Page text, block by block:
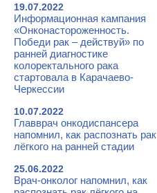
19.07.2022
Информационная кампания
«Онконастороженность.
Победи рак – действуй» по
ранней диагностике
колоректального рака
стартовала в Карачаево-
Черкессии
10.07.2022
Главврач онкодиспансера
напомнил, как распознать рак
лёгкого на ранней стадии
25.06.2022
Врач-онколог напомнил, как